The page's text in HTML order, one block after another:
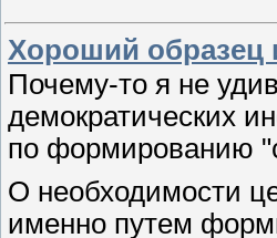
Хороший образец
Почему-то я не
демократических
по формированию
О необходимости
именно путем